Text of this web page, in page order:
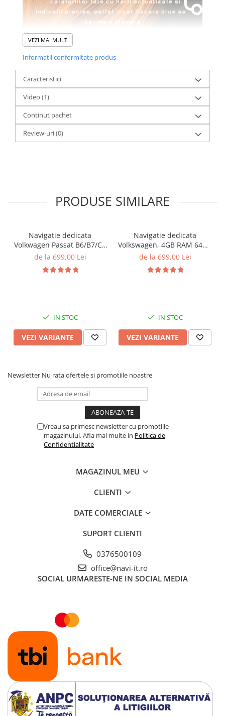
VEZI MAI MULT
Informatii conformitate produs
Caracteristici
Video (1)
Continut pachet
Review-uri(0)
PRODUSE SIMILARE
Navigatie dedicata
Volkwagen Passat B6/B7/CC
Gri, 4GB RAM 64GB ROM,
Display QLED 10", DSP,
de la 699,00 Lei
IN STOC
VEZI VARIANTE
Navigatie dedicata
Volkswagen, 4GB RAM 64GB
ROM, Quadcore, Android
Carplay&Android Auto,
de la 699,00 Lei
IN STOC
VEZI VARIANTE
Newsletter Nu rata ofertele si promotiile noastre
Vreau sa primesc newsletter cu promotiile
magazinului. Afla mai multe in Politica de
Confidentialitate
MAGAZINUL MEU
CLIENTI
DATE COMERCIALE
SUPORT CLIENTI
0376500109
office@navi-it.ro
SOCIAL URMARESTE-NE IN SOCIAL MEDIA